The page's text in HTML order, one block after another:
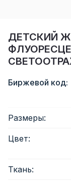
ДЕТСКИЙ
Биржевой код:
Размеры:
Цвет:
Ткань: